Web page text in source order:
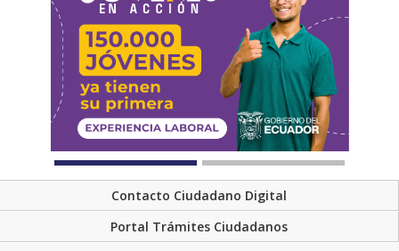
Contacto Ciudadano Digital
Portal Trámites Ciudadanos